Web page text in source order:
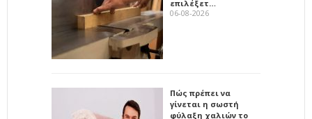
επιλέξετ…
06-08-2026
Πώς πρέπει να
γίνεται η σωστή
φύλαξη χαλιών το